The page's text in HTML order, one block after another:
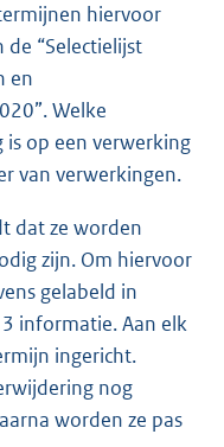
hiervoor
“Selectielijst
en
Welke
op een verwerking
van verwerkingen.
dat ze worden
zijn. Om hiervoor
gelabeld in
informatie. Aan elk
ingericht.
nog
worden ze pas